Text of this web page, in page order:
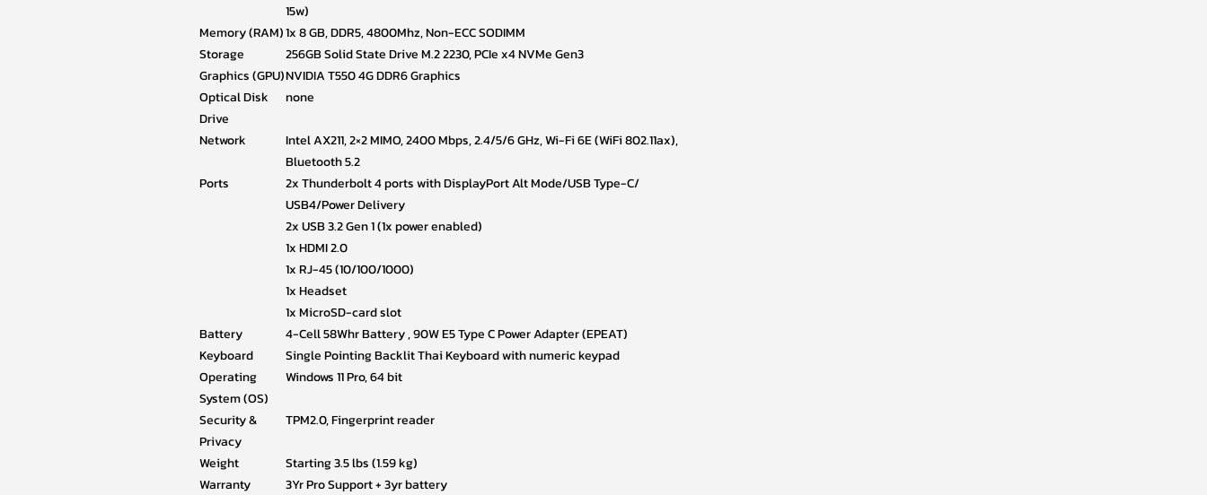
15w)
Memory (RAM)1x 8 GB, DDR5, 4800Mhz, Non-ECC SODIMM
Storage
256GB Solid State Drive M.2 2230, PCIe x4 NVMe Gen3
Graphics (GPU)NVIDIA T550 4G DDR6 Graphics
Optical Disk
Drive
none
Network
Intel AX211, 2×2 MIMO, 2400 Mbps, 2.4/5/6 GHz, Wi-Fi 6E (WiFi 802.11ax),
Bluetooth 5.2
Ports
2x Thunderbolt 4 ports with DisplayPort Alt Mode/USB Type-C/
USB4/Power Delivery
2x USB 3.2 Gen 1 (1x power enabled)
1x HDMI 2.0
1x RJ-45 (10/100/1000)
1x Headset
1x MicroSD-card slot
Battery
4-Cell 58Whr Battery , 90W E5 Type C Power Adapter (EPEAT)
Keyboard
Single Pointing Backlit Thai Keyboard with numeric keypad
Operating
System (OS)
Windows 11 Pro, 64 bit
Security &
Privacy
TPM2.0, Fingerprint reader
Weight
Starting 3.5 lbs (1.59 kg)
Warranty
3Yr Pro Support + 3yr battery